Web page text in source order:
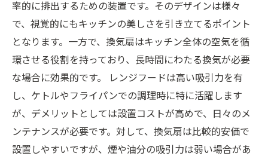
率的に排出するための装置です。そのデザインは様々
で、視覚的にもキッチンの美しさを引き立てるポイント
となります。一方で、換気扇はキッチン全体の空気を循
環させる役割を持っており、長時間にわたる換気が必要
な場合に効果的です。 レンジフードは高い吸引力を有
し、ケトルやフライパンでの調理時に特に活躍します
が、デメリットとしては設置コストが高めで、日々のメ
ンテナンスが必要です。対して、換気扇は比較的安価で
設置しやすいですが、煙や油分の吸引力は弱い場合があ